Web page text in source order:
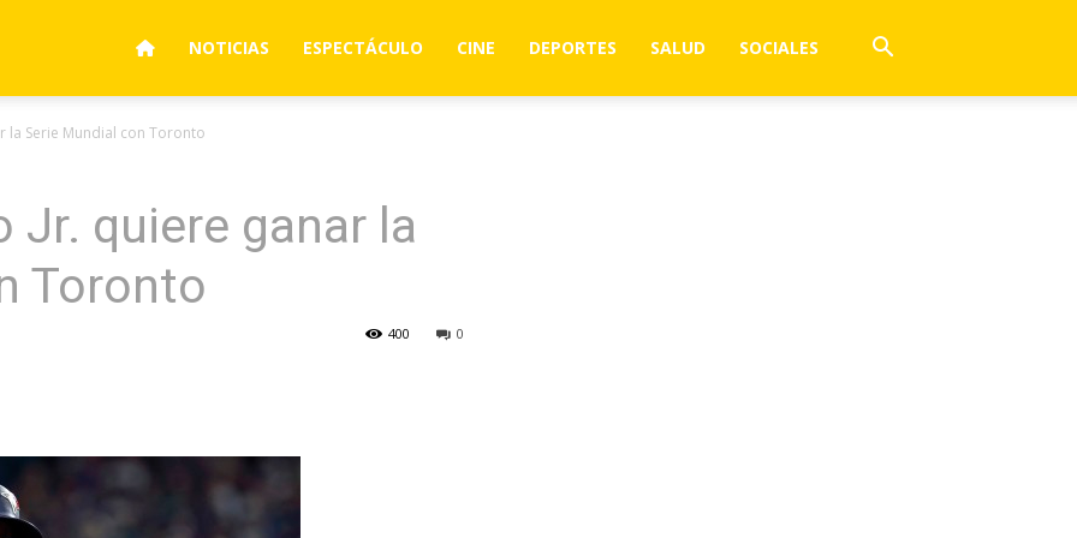
NOTICIAS ESPECTÁCULO CINE DEPORTES SALUD SOCIALES
la Serie Mundial con Toronto
Jr. quiere ganar la
Toronto
0
400